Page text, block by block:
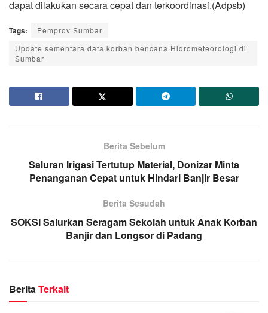
dapat dilakukan secara cepat dan terkoordinasi.(Adpsb)
Tags:
Pemprov Sumbar
Update sementara data korban bencana Hidrometeorologi di
Sumbar
Berita Sebelum
Saluran Irigasi Tertutup Material, Donizar Minta
Penanganan Cepat untuk Hindari Banjir Besar
Berita Sesudah
SOKSI Salurkan Seragam Sekolah untuk Anak Korban
Banjir dan Longsor di Padang
Berita Terkait